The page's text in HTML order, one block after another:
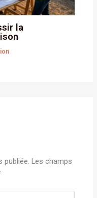
la
publiée. Les champs